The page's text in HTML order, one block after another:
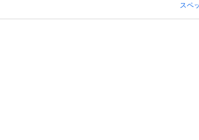
スペ